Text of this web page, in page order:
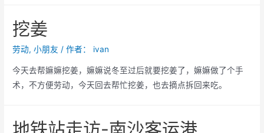
挖姜
劳动,小朋友 / 作者： ivan
今天去帮嫲嫲挖姜，嫲嫲说冬至过后就要挖姜了，嫲嫲做了个手
术，不方便劳动，今天回去帮忙挖姜，也去摘点拆回来吃。